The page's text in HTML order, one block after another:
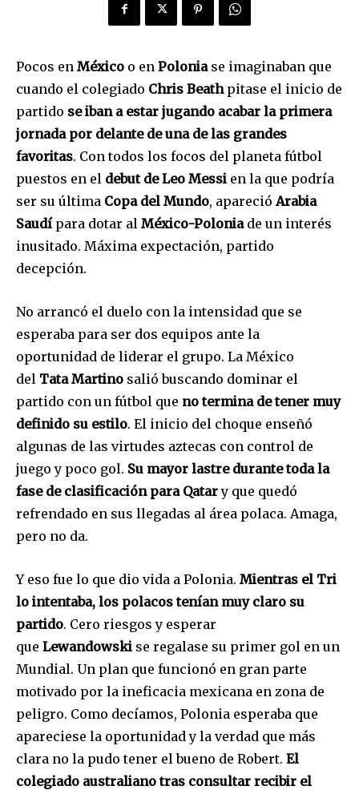
Pocos en México o en Poloniase imaginaban que
cuando el colegiado Chris Beathpitase el inicio de
partido se iban a estar jugando acabar la primera
jornada por delante de una de las grandes
favoritas. Con todos los focos del planeta fútbol
puestos en el debut de Leo Messi en la que podría
ser su última Copa del Mundo, apareció Arabia
Saudípara dotar al México-Poloniade un interés
inusitado. Máxima expectación, partido
decepción.
No arrancó el duelo con la intensidad que se
esperaba para ser dos equipos ante la
oportunidad de liderar el grupo. La México
del Tata Martino salió buscando dominar el
partido con un fútbol que no termina de tener muy
definido su estilo. El inicio del choque enseñó
algunas de las virtudes aztecas con control de
juego y poco gol. Su mayor lastre durante toda la
fase de clasificación para Qatary que quedó
refrendado en sus llegadas al área polaca. Amaga,
pero no da.
Y eso fue lo que dio vida a Polonia. Mientras el Tri
lo intentaba, los polacos tenían muy claro su
partido. Cero riesgos y esperar
que Lewandowski se regalase su primer gol en un
Mundial. Un plan que funcionó en gran parte
motivado por la ineficacia mexicana en zona de
peligro. Como decíamos, Polonia esperaba que
apareciese la oportunidad y la verdad que más
clara no la pudo tener el bueno de Robert. El
colegiado australiano tras consultar recibir el